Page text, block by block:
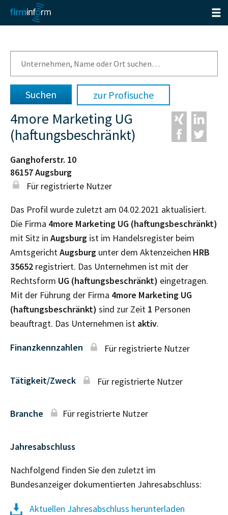
zur Profisuche
4more Marketing UG
(haftungsbeschränkt)
Ganghoferstr. 10
86157Augsburg
Für registrierte Nutzer
Das Profil wurde zuletzt am 04.02.2021 aktualisiert.
Die Firma 4more Marketing UG (haftungsbeschränkt)
mit Sitz in Augsburg ist im Handelsregister beim
AmtsgerichtAugsburg unter dem Aktenzeichen HRB
35652 registriert. Das Unternehmen ist mit der
Rechtsform UG (haftungsbeschränkt) eingetragen.
Mit der Führung der Firma 4more Marketing UG
(haftungsbeschränkt) sind zur Zeit 1 Personen
beauftragt. Das Unternehmen ist aktiv.
Finanzkennzahlen Für registrierte Nutzer
Tätigkeit/Zweck Für registrierte Nutzer
Branche Für registrierte Nutzer
Jahresabschluss
Nachfolgend finden Sie den zuletzt im
Bundesanzeiger dokumentierten Jahresabschluss:
Aktuellen Jahresabschluss herunterladen